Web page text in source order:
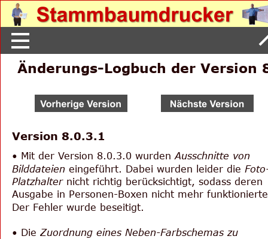
Änderungs-Logbuch der Version
Version 8.0.3.1
• Mit der Version 8.0.3.0 wurden Ausschnitte von
Bilddateien eingeführt. Dabei wurden leider die
Platzhalter nicht richtig berücksichtigt, sodass deren
Ausgabe in Personen-Boxen nicht mehr
Der Fehler wurde beseitigt.
• Die Zuordnung eines Neben-Farbschemas zu